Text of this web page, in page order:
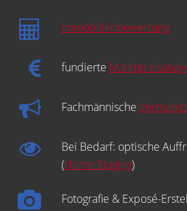
Immobilienbewertung
fundierte
Fachmännische
Bei Bedarf: optische
(Home Staging)
Fotografie & Exposé-